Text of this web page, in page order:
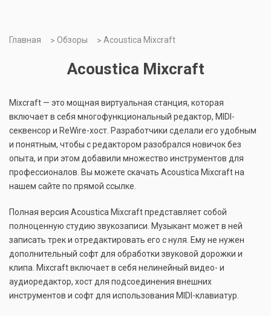
Главная Обзоры Acoustica Mixcraft
Acoustica Mixcraft
Mixcraft — это мощная виртуальная станция, которая
включает в себя многофункциональный редактор, MIDI-
секвенсор и ReWire-хост. Разработчики сделали его удобным
и понятным, чтобы с редактором разобрался новичок без
опыта, и при этом добавили множество инструментов для
профессионалов. Вы можете скачать Acoustica Mixcraft на
нашем сайте по прямой ссылке.
Полная версия Acoustica Mixcraft представляет собой
полноценную студию звукозаписи. Музыкант может в ней
записать трек и отредактировать его с нуля. Ему не нужен
дополнительный софт для обработки звуковой дорожки и
клипа. Mixcraft включает в себя нелинейный видео- и
аудиоредактор, хост для подсоединения внешних
инструментов и софт для использования MIDI-клавиатур.